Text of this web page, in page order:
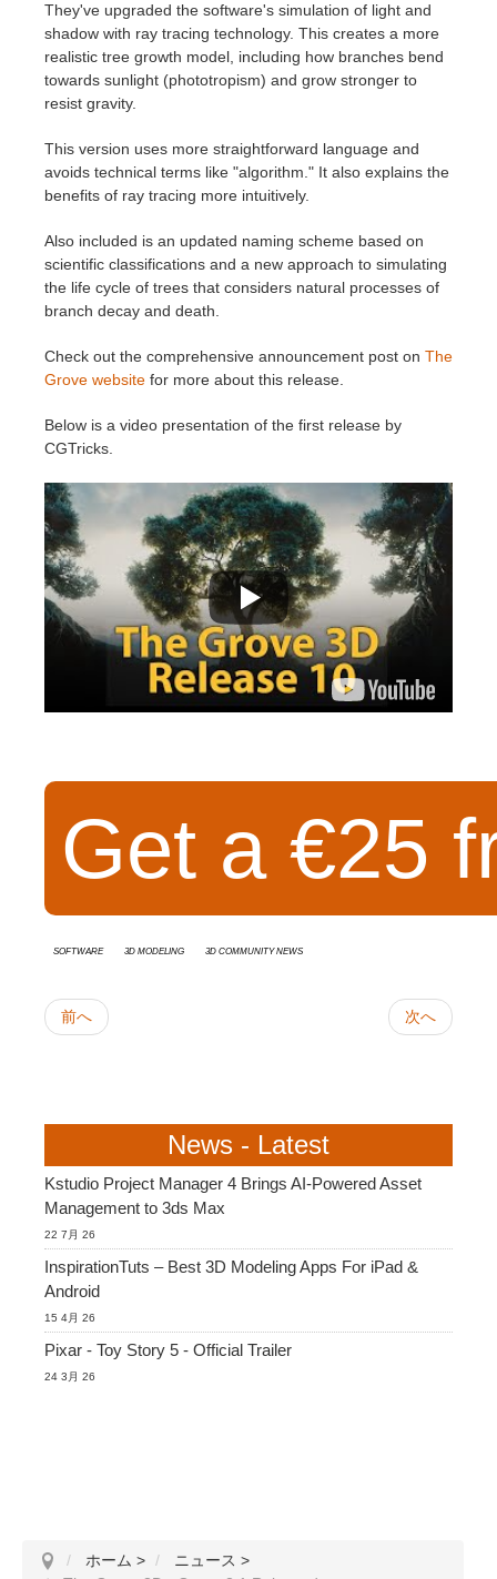
LightWave
SketchUp
Rhino
They've upgraded the software's simulation of light and
shadow with ray tracing technology. This creates a more
realistic tree growth model, including how branches bend
towards sunlight (phototropism) and grow stronger to
resist gravity.
This version uses more straightforward language and
avoids technical terms like "algorithm." It also explains the
benefits of ray tracing more intuitively.
Also included is an updated naming scheme based on
scientific classifications and a new approach to simulating
the life cycle of trees that considers natural processes of
branch decay and death.
Check out the comprehensive announcement post on The
Grove website for more about this release.
Below is a video presentation of the first release by
CGTricks.
Get a €25
Software 3d modeling 3D Community News
前へ 次へ
News - Latest
Kstudio Project Manager 4 Brings AI-Powered Asset
Management to 3ds Max
22 7月 26
InspirationTuts – Best 3D Modeling Apps For iPad &
Android
15 4月 26
Pixar - Toy Story 5 - Official Trailer
24 3月 26
ホーム > ニュース >